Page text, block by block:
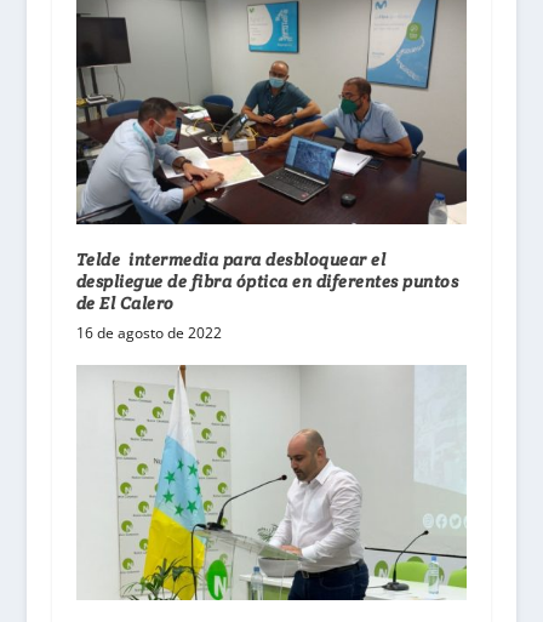
Telde intermedia para desbloquear el
despliegue de fibra óptica en diferentes puntos
de El Calero
16 de agosto de 2022